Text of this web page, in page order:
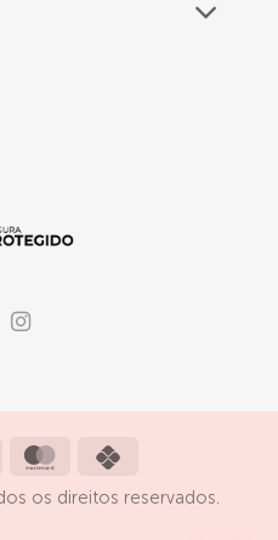
MasterCard
os direitos reservados.